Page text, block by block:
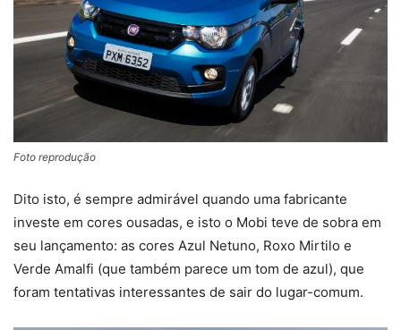
Foto reprodução
Dito isto, é sempre admirável quando uma fabricante
investe em cores ousadas, e isto o Mobi teve de sobra em
seu lançamento: as cores Azul Netuno, Roxo Mirtilo e
Verde Amalfi (que também parece um tom de azul), que
foram tentativas interessantes de sair do lugar-comum.